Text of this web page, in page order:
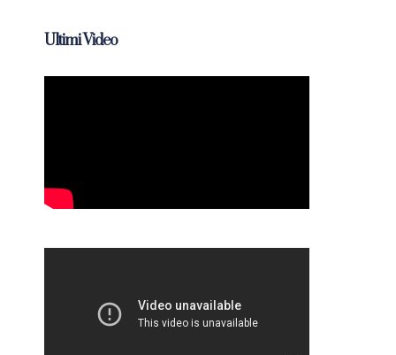
Ultimi Video